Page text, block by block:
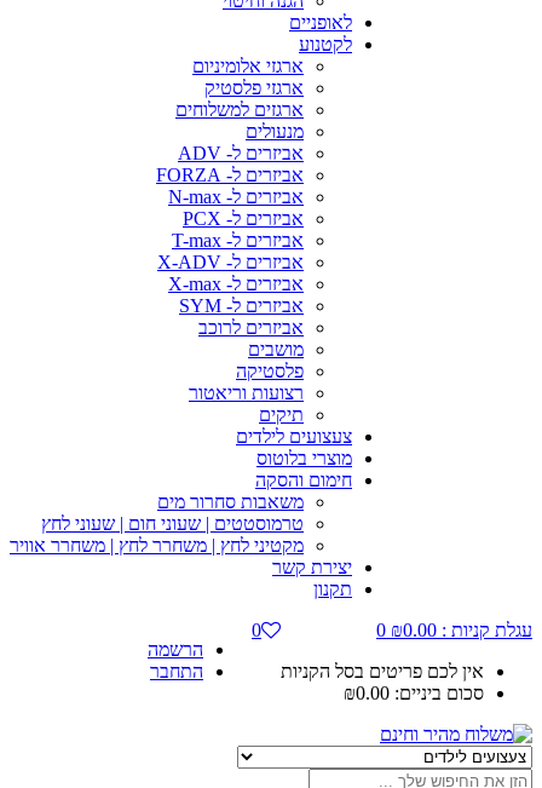
לאופניים
ארגזי אלומיניום
ארגזי פלסטיק
ארגזים למשלוחים
אביזרים ל- ADV
אביזרים ל- FORZA
אביזרים ל- N-max
אביזרים ל- PCX
אביזרים ל- T-max
אביזרים ל- X-ADV
אביזרים ל- X-max
אביזרים ל- SYM
אביזרים לרוכב
פלסטיקה
רצועות וריאטור
צעצועים לילדים
מוצרי בלוטוס
חימום והסקה
משאבות סחרור מים
טרמוסטטים | שעוני חום | שעוני לחץ
מקטיני לחץ | משחרר לחץ | משחרר אוויר
יצירת קשר
:
₪0.00
0
לכם פריטים בסל הקניות
ביניים:
₪0.00
התחבר